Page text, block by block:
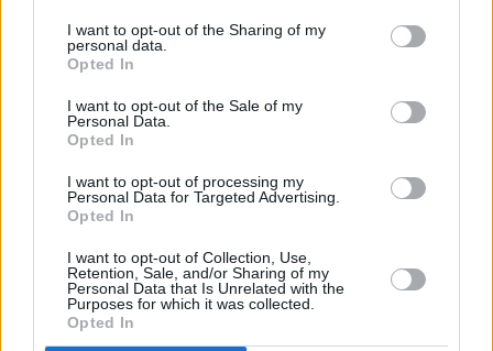
I want to opt-out of the Sharing of my
personal data.
Opted In
I want to opt-out of the Sale of my
Personal Data.
Opted In
I want to opt-out of processing my
Personal Data for Targeted Advertising.
Opted In
I want to opt-out of Collection, Use,
Retention, Sale, and/or Sharing of my
Personal Data that Is Unrelated with the
Purposes for which it was collected.
Opted In